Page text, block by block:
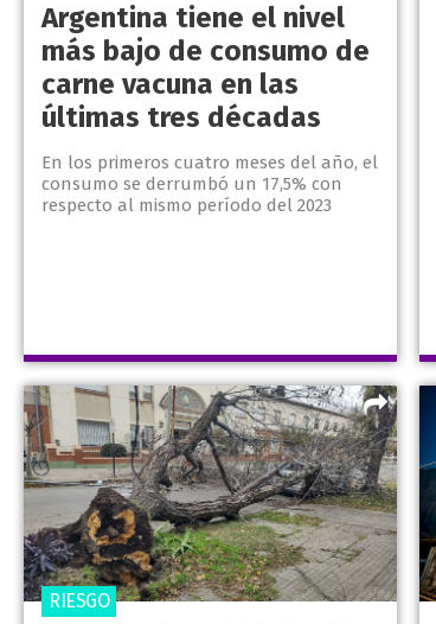
Argentina tiene el nivel
más bajo de consumo de
carne vacuna en las
últimas tres décadas
En los primeros cuatro meses del año, el
consumo se derrumbó un 17,5% con
respecto al mismo período del 2023
RIESGO